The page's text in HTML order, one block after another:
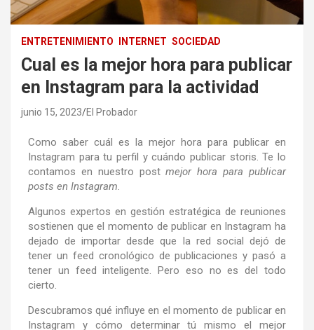
ENTRETENIMIENTO INTERNET SOCIEDAD
Cual es la mejor hora para publicar
en Instagram para la actividad
junio 15, 2023 El Probador
Como saber cuál es la mejor hora para publicar en
Instagram para tu perfil y cuándo publicar storis. Te lo
contamos en nuestro postmejor hora para publicar
posts en Instagram.
Algunos expertos en gestión estratégica de reuniones
sostienen que el momento de publicar en Instagram ha
dejado de importar desde que la red social dejó de
tener un feed cronológico de publicaciones y pasó a
tener un feed inteligente. Pero eso no es del todo
cierto.
Descubramos qué influye en el momento de publicar en
Instagram y cómo determinar tú mismo el mejor